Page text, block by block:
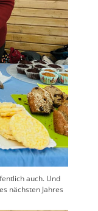
auch. Und
nächsten Jahres